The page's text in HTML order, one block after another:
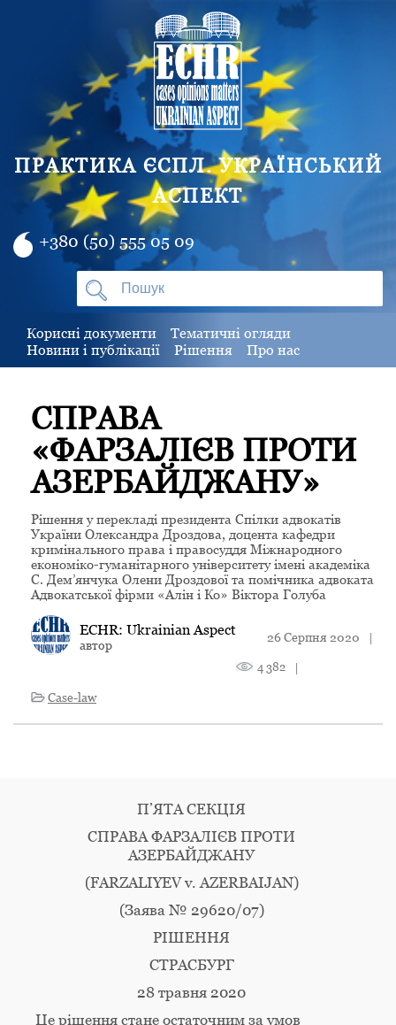
ПРАКТИКА ЄСПЛ. УКРАЇНСЬКИЙ
АСПЕКТ
+380 (50) 555 05 09
Корисні документи
Тематичні огляди
Новини і публікації
Рішення Про нас
СПРАВА
«ФАРЗАЛІЄВ ПРОТИ
АЗЕРБАЙДЖАНУ»
Рішення у перекладі президента Спілки адвокатів
України Олександра Дроздова, доцента кафедри
кримінального права і правосуддя Міжнародного
економіко-гуманітарного університету імені академіка
С. Дем’янчука Олени Дроздової та помічника адвоката
Адвокатської фірми «Алін і Ко» Віктора Голуба
ECHR: Ukrainian Aspect
автор
26 Серпня 2020 |
4 382
|
Case-law
П’ЯТА СЕКЦІЯ
СПРАВА ФАРЗАЛІЄВ ПРОТИ
АЗЕРБАЙДЖАНУ
(FARZALIYEV v. AZERBAIJAN)
(Заява № 29620/07)
РІШЕННЯ
СТРАСБУРГ
28 травня 2020
Це рішення стане остаточним за умов